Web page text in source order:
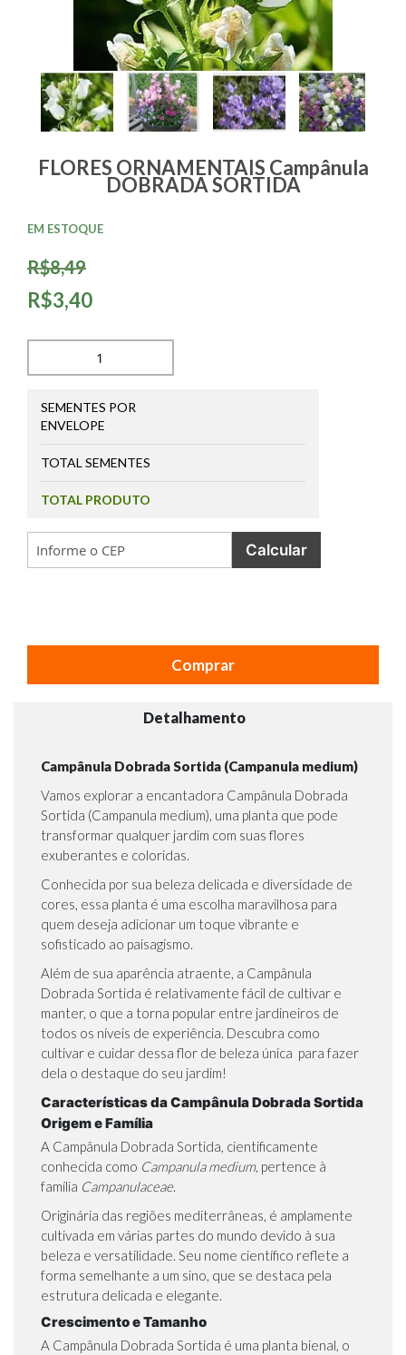
FLORES ORNAMENTAIS Campânula
DOBRADA SORTIDA
R$8,49
R$3,40
EM ESTOQUE
SEMENTES POR
ENVELOPE
TOTAL SEMENTES
TOTAL PRODUTO
Calcular
Comprar
Detalhamento
Campânula Dobrada Sortida (Campanula medium)
Vamos explorar a encantadora Campânula Dobrada
Sortida (Campanula medium), uma planta que pode
transformar qualquer jardim com suas flores
exuberantes e coloridas.
Conhecida por sua beleza delicada e diversidade de
cores, essa planta é uma escolha maravilhosa para
quem deseja adicionar um toque vibrante e
sofisticado ao paisagismo.
Além de sua aparência atraente, a Campânula
Dobrada Sortida é relativamente fácil de cultivar e
manter, o que a torna popular entre jardineiros de
todos os níveis de experiência. Descubra como
cultivar e cuidar dessa flor de beleza única para fazer
dela o destaque do seu jardim!
Características da Campânula Dobrada Sortida
Origem e Família
A Campânula Dobrada Sortida, cientificamente
conhecida como Campanula medium, pertence à
família Campanulaceae.
Originária das regiões mediterrâneas, é amplamente
cultivada em várias partes do mundo devido à sua
beleza e versatilidade. Seu nome científico reflete a
forma semelhante a um sino, que se destaca pela
estrutura delicada e elegante.
Crescimento e Tamanho
A Campânula Dobrada Sortida é uma planta bienal, o